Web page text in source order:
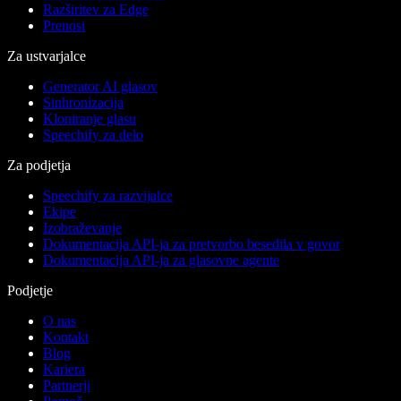
Razširitev za Edge
Prenosi
Za ustvarjalce
Generator AI glasov
Sinhronizacija
Kloniranje glasu
Speechify za delo
Za podjetja
Speechify za razvijalce
Ekipe
Izobraževanje
Dokumentacija API-ja za pretvorbo besedila v govor
Dokumentacija API-ja za glasovne agente
Podjetje
O nas
Kontakt
Blog
Kariera
Partnerji